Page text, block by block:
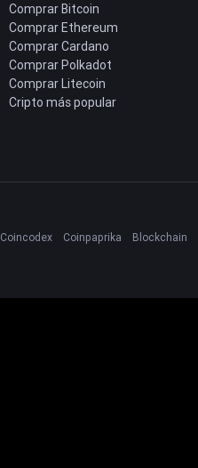
Comprar Bitcoin
Comprar Ethereum
Comprar Cardano
Comprar Polkadot
Comprar Litecoin
Cripto más popular
Coincodex Coinpaprika Blockchain